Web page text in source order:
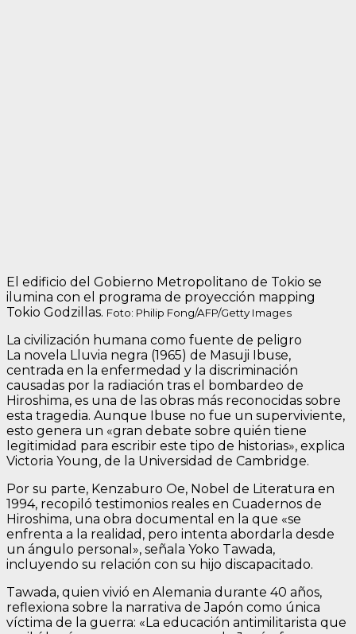
El edificio del Gobierno Metropolitano de Tokio se
ilumina con el programa de proyección mapping
Tokio Godzillas. Foto: Philip Fong/AFP/Getty Images
La civilización humana como fuente de peligro
La novela Lluvia negra (1965) de Masuji Ibuse,
centrada en la enfermedad y la discriminación
causadas por la radiación tras el bombardeo de
Hiroshima, es una de las obras más reconocidas sobre
esta tragedia. Aunque Ibuse no fue un superviviente,
esto genera un «gran debate sobre quién tiene
legitimidad para escribir este tipo de historias», explica
Victoria Young, de la Universidad de Cambridge.
Por su parte, Kenzaburo Oe, Nobel de Literatura en
1994, recopiló testimonios reales en Cuadernos de
Hiroshima, una obra documental en la que «se
enfrenta a la realidad, pero intenta abordarla desde
un ángulo personal», señala Yoko Tawada,
incluyendo su relación con su hijo discapacitado.
Tawada, quien vivió en Alemania durante 40 años,
reflexiona sobre la narrativa de Japón como única
víctima de la guerra: «La educación antimilitarista que